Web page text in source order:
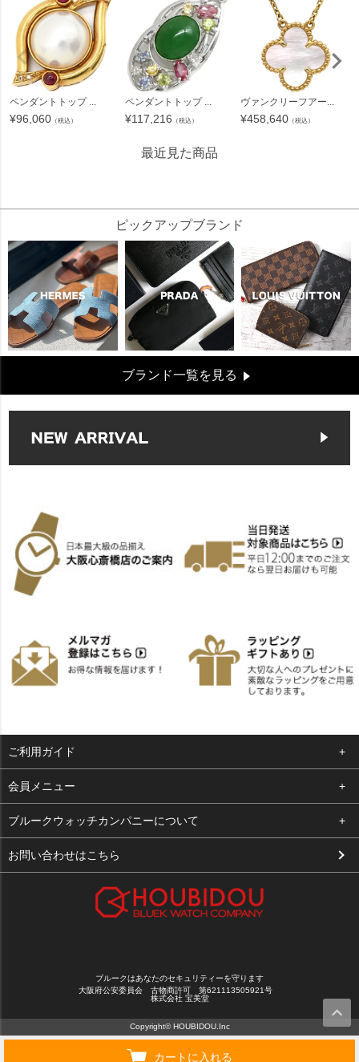
カートに入れる
ペンダントトップ ...
¥96,060 （税込）
ペンダントトップ ...
¥117,216 （税込）
ヴァンクリーフアー...
¥458,640 （税込）
最近見た商品
ピックアップブランド
ブランド一覧を見る
ご利用ガイド
よくある質問
支払い・送料
お客様の声
会員メニュー
ログイン
お気に入り
ブルークウォッチカンパニーについて
会社概要
お問い合わせはこちら
ブルークはあなたのセキュリティーを守ります
大阪府公安委員会 古物商許可 第621113505921号
株式会社 宝美堂
Copyright© HOUBIDOU.Inc